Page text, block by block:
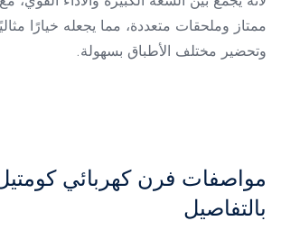
ممتاز وملحقات متعددة، مما يجعله خيارًا
وتحضير مختلف الأطباق بسهولة.
بالتفاصيل